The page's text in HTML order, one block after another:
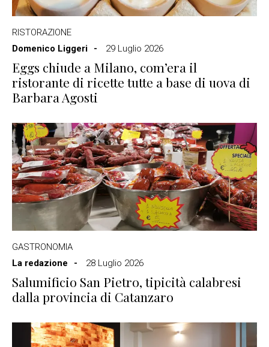
RISTORAZIONE
Domenico Liggeri
29 Luglio 2026
Eggs chiude a Milano, com’era il
ristorante di ricette tutte a base di uova di
Barbara Agosti
GASTRONOMIA
La redazione
28 Luglio 2026
Salumificio San Pietro, tipicità calabresi
dalla provincia di Catanzaro